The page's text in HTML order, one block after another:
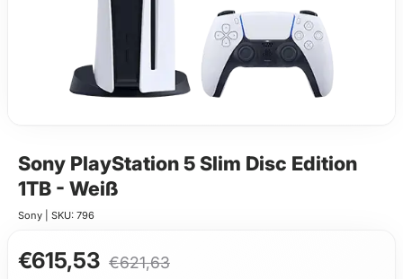
Sony PlayStation 5 Slim Disc Edition
1TB - Weiß
Sony SKU: 796
€615,53 €621,63